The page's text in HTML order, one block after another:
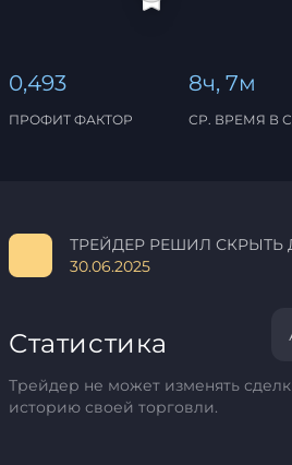
0,493
ПРОФИТ ФАКТОР
8ч, 7м
СР. ВРЕМЯ В
ТРЕЙДЕР РЕШИЛ
30.06.2025
Статистика
Трейдер не может изменять
историю своей торговли.